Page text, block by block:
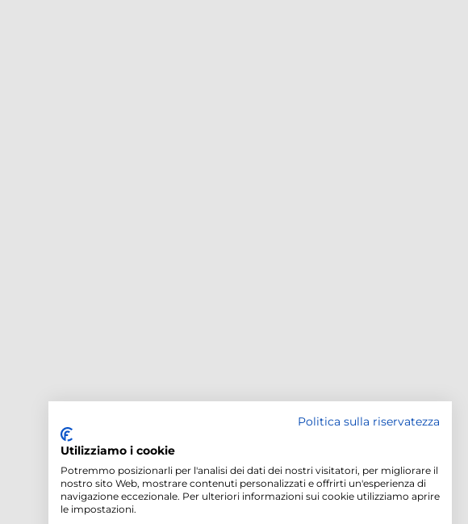
Politica sulla riservatezza
Utilizziamo i cookie
Potremmo posizionarli per l'analisi dei dati dei nostri visitatori, per migliorare il
nostro sito Web, mostrare contenuti personalizzati e offrirti un'esperienza di
navigazione eccezionale. Per ulteriori informazioni sui cookie utilizziamo aprire
le impostazioni.